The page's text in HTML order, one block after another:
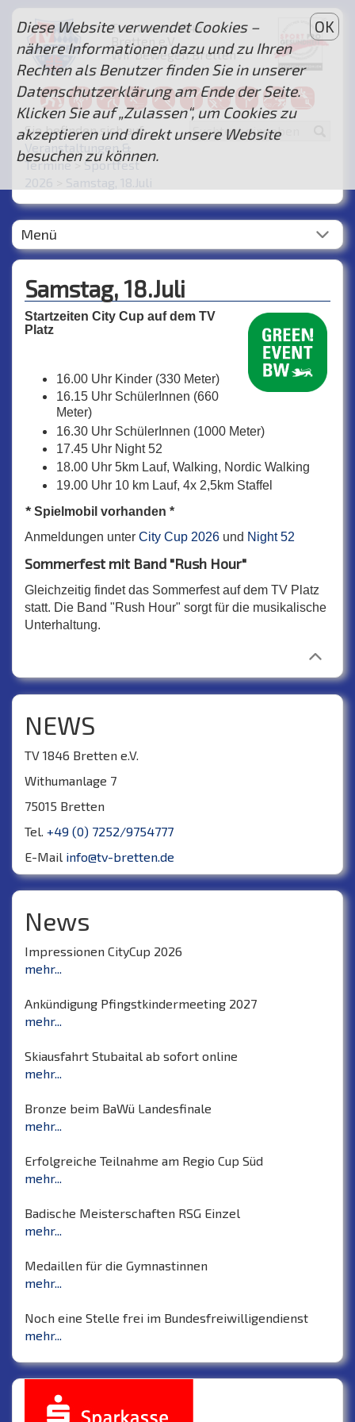
Turnverein 1846
Bretten e.V.
Wir bewegen Bretten
...
Sie befinden sich auf:
Veranstaltungen &
Termine> Sportfest
2026
Samstag, 18.Juli
Menü
Samstag, 18.Juli
Startzeiten City Cup auf dem TV
Platz
16.00 Uhr Kinder (330 Meter)
16.15 Uhr SchülerInnen (660
Meter)
16.30 Uhr SchülerInnen (1000 Meter)
17.45 Uhr Night 52
18.00 Uhr 5km Lauf, Walking, Nordic Walking
19.00 Uhr 10 km Lauf, 4x 2,5km Staffel
* Spielmobil vorhanden *
Anmeldungen unter City Cup 2026 und Night 52
Sommerfest mit Band "Rush Hour"
Gleichzeitig findet das Sommerfest auf dem TV Platz
statt. Die Band "Rush Hour" sorgt für die musikalische
Unterhaltung.
NEWS
TV 1846 Bretten e.V.
Withumanlage 7
75015 Bretten
Tel. +49 (0) 7252/9754777
E-Mail info@tv-bretten.de
News
Impressionen CityCup 2026
mehr...
Ankündigung Pfingstkindermeeting 2027
mehr...
Skiausfahrt Stubaital ab sofort online
mehr...
Bronze beim BaWü Landesfinale
mehr...
Erfolgreiche Teilnahme am Regio Cup Süd
mehr...
Badische Meisterschaften RSG Einzel
mehr...
Medaillen für die Gymnastinnen
mehr...
Noch eine Stelle frei im Bundesfreiwilligendienst
mehr...
Diese Website verwendet Cookies –
nähere Informationen dazu und zu Ihren
Rechten als Benutzer finden Sie in unserer
Datenschutzerklärung am Ende der Seite.
Klicken Sie auf „Zulassen“, um Cookies zu
akzeptieren und direkt unsere Website
besuchen zu können.
OK